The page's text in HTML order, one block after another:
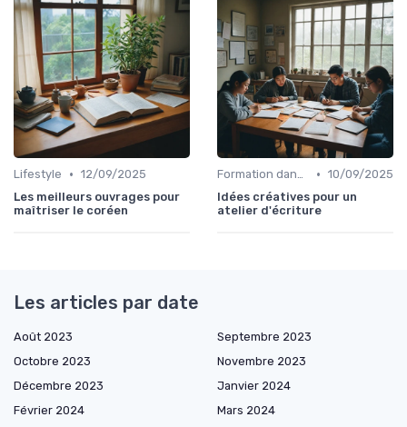
Lifestyle • 12/09/2025
Les meilleurs ouvrages pour
maîtriser le coréen
Formation dans l'édition de livre • 10/09/2025
Idées créatives pour un
atelier d'écriture
Les articles par date
Août 2023
Septembre 2023
Octobre 2023
Novembre 2023
Décembre 2023
Janvier 2024
Février 2024
Mars 2024